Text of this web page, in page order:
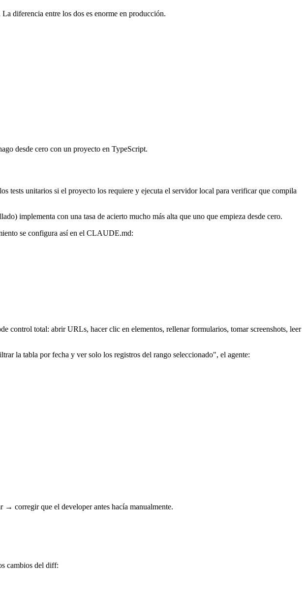
diferencia entre los dos es enorme en producción.
desde cero con un proyecto en TypeScript.
tests unitarios si el proyecto los requiere y ejecuta el servidor local para verificar que compila
implementa con una tasa de acierto mucho más alta que uno que empieza desde cero.
se configura así en el CLAUDE.md:
control total: abrir URLs, hacer clic en elementos, rellenar formularios, tomar screenshots, leer
la tabla por fecha y ver solo los registros del rango seleccionado", el agente:
corregir que el developer antes hacía manualmente.
cambios del diff: